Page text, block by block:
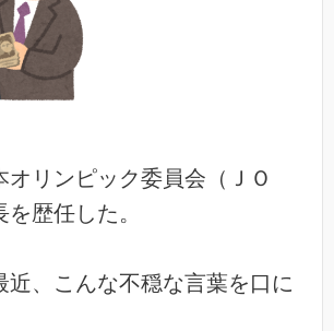
オリンピック委員会（ＪＯ
歴任した。
近、こんな不穏な言葉を口に